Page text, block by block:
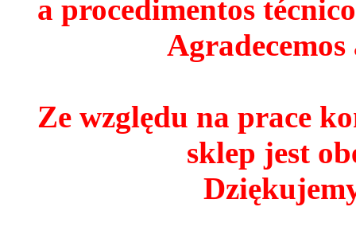
a procedimentos
Agradecemos
Ze względu na prace
sklep jest